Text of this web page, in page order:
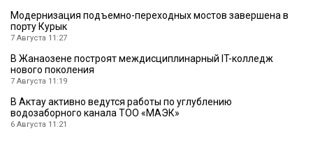
Модернизация подъемно-переходных мостов завершена в
порту Курык
7 Августа 11:27
В Жанаозене построят междисциплинарный IT-колледж
нового поколения
7 Августа 11:19
В Актау активно ведутся работы по углублению
водозаборного канала ТОО «МАЭК»
6 Августа 11:21